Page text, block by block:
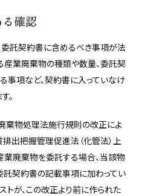
確認
託契約書に含めるべき事項が法
産業廃棄物の種類や数量、委託契
事項など、契約書に入っていなけ
。
棄物処理法施行規則の改正によ
出把握管理促進法（化管法）上
廃棄物を委託する場合、当該物
契約書の記載事項に加わってい
トが、この改正より前に作られた